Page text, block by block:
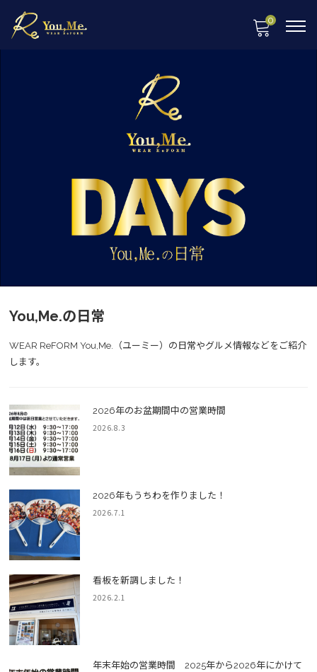
0
You,Me.の日常
WEAR ReFORM You,Me.（ユーミー）の日常やグルメ情報などをご紹介
します。
2026年のお盆期間中の営業時間
2026.8.3
2026年もうちわを作りました！
2026.7.1
看板を新調しました！
2026.2.1
年末年始の営業時間 2025年から2026年にかけて